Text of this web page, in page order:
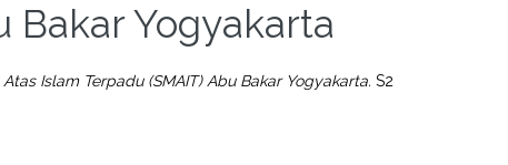
Bakar Yogyakarta
Islam Terpadu (SMAIT) Abu Bakar Yogyakarta. S2